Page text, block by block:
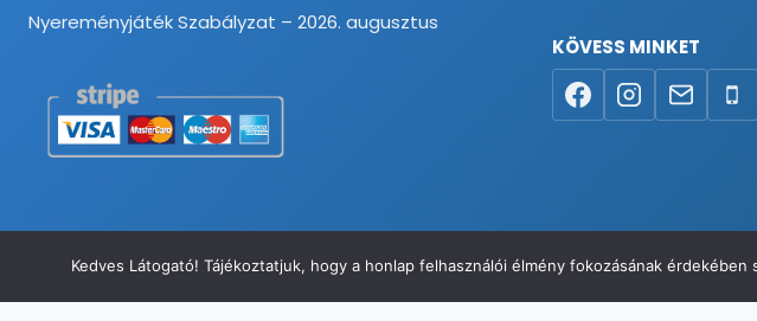
Nyereményjáték Szabályzat – 2026. augusztus
KÖVESS MINKET
© 2026 Munkavédelmi és Ruházati Webáruház - Minden jog fenntartva
Kedves Látogató! Tájékoztatjuk, hogy a honlap felhasználói élmény fokozásának